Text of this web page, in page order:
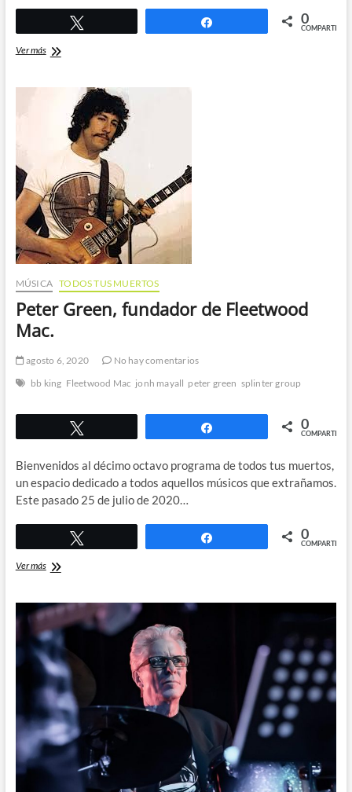
0
COMPARTIR
Ver másMartin
Maiden,
Purple
Black
Sabbath.
MÚSICA TODOS TUS MUERTOS
Peter Green, fundador de Fleetwood
Mac.
agosto 6, 2020
No hay comentarios
bb king Fleetwood Mac jonh mayall peter green splinter group
0
COMPARTIR
Bienvenidos al décimo octavo programa de todos tus muertos,
un espacio dedicado a todos aquellos músicos que extrañamos.
Este pasado 25 de julio de 2020…
0
COMPARTIR
Ver másPeter
de
Fleetwood
Mac.